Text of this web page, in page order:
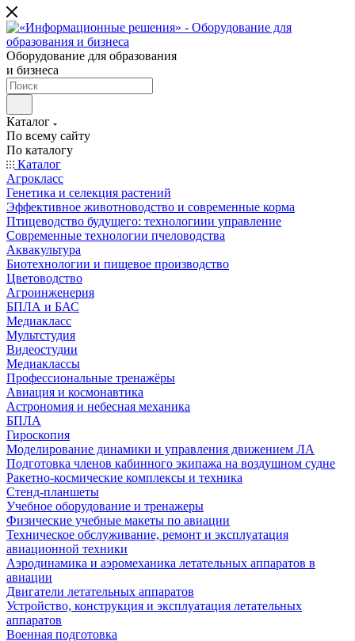
Оборудование для образования
и бизнеса
Каталог
По всему сайту
По каталогу
Каталог
Агрокласс
Генетика и селекция растений
Эффективное животноводство и современные корма
Птицеводство будущего: технологиии управление
Современные технологии пчеловодства
Аквакультура
Биотехнологии и пищевое производство
Цветоводство
Агроинженерия
БПЛА и БАС
Медиакласс
Мультстудия
Видеостудии
Медиаклассы
Профессиональные тренажёры
Авиация и космонавтика
Астрономия и небесная механика
БПЛА
Гироскопия
Моделирование динамики и управления движением ЛА
Подготовка членов кабинного экипажа на воздушном судне
Ракетно-космические комплексы и техника
Стенд-планшеты
Учебное оборудование и тренажеры
Физические учебные макеты по авиации
Техническое обслуживание, ремонт и эксплуатация
авиационной техники
Аэродинамика и аэромеханика летательных аппаратов в
авиации
Двигатели летательных аппаратов
Устройство, конструкция и эксплуатация летательных
аппаратов
Военная подготовка